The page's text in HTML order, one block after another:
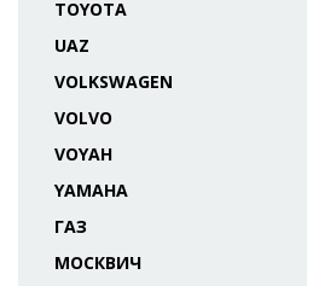
TOYOTA
UAZ
VOLKSWAGEN
VOLVO
VOYAH
YAMAHA
ГАЗ
МОСКВИЧ